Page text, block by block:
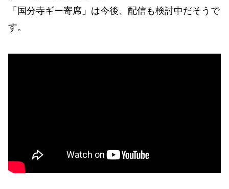
「国分寺ギー寄席」は今後、配信も検討中だそうで
す。